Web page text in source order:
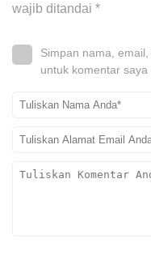
wajib ditandai *
Simpan nama,
untuk komentar saya